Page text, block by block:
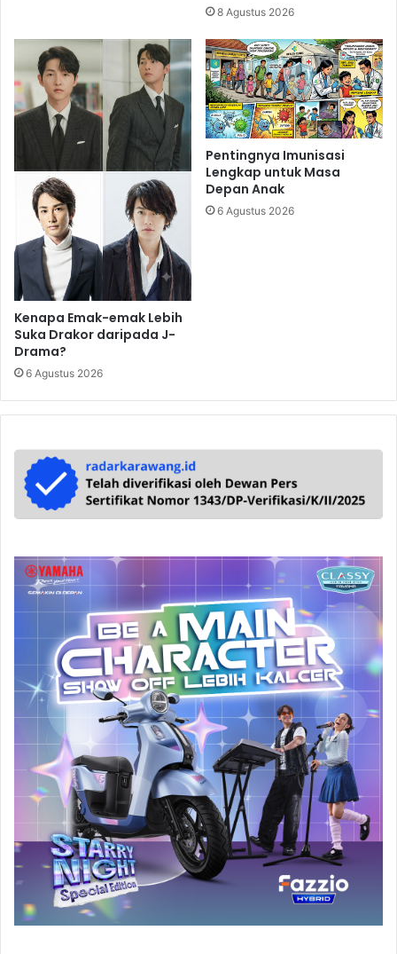
8 Agustus 2026
Kenapa Emak-emak Lebih
Suka Drakor daripada J-
Drama?
6 Agustus 2026
Pentingnya Imunisasi
Lengkap untuk Masa
Depan Anak
6 Agustus 2026